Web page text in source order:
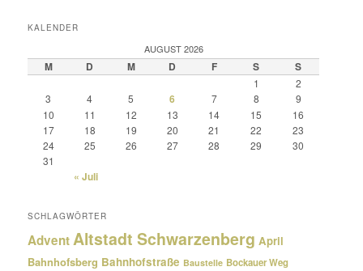
KALENDER
AUGUST 2026
M D M D F S S
1
2
3
4 5 6 7 8
9
10
11 12 13 14 15
16
17
18 19 20 21 22
23
24
25 26 27 28 29
30
31
« Juli
SCHLAGWÖRTER
AdventAltstadt Schwarzenberg April
Bahnhofsberg Bahnhofstraße Baustelle Bockauer Weg